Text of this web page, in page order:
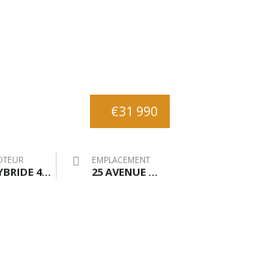
€31 990
HYBRIDE 416cv
EMPLACEMENT
25 AVENUE DE BRANNE 33370 TRESSES